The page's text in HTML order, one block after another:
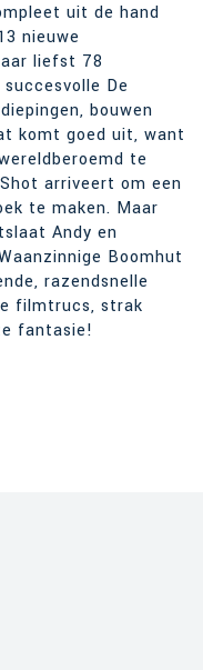
uit de hand
nieuwe
liefst 78
De
bouwen
komt goed uit, want
te
arriveert om een
te maken. Maar
Andy en
Boomhut
razendsnelle
filmtrucs, strak
fantasie!